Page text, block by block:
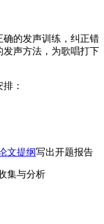
的发声训练，纠正错
声方法，为歌唱打下
：
文提纲写出开题报告
集与分析